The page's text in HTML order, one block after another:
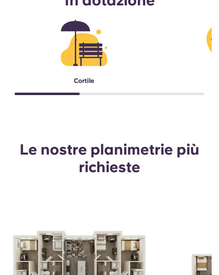
Cortile
Le nostre planimetrie più
richieste